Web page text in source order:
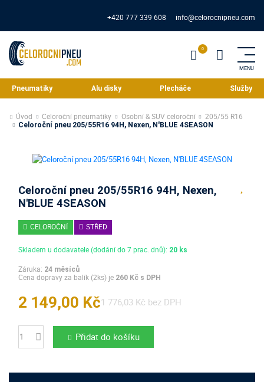
+420 777 339 608 info@celorocnipneu.com
Pneumatiky Alu disky Plecháče Služby
Úvod Celoroční pneumatiky Osobní & SUV celoroční 205/55 R16
Celoroční pneu 205/55R16 94H, Nexen, N'BLUE 4SEASON
Celoroční pneu 205/55R16 94H, Nexen,
N'BLUE 4SEASON
CELOROČNÍ STŘED
Skladem u dodavatele (dodání do 7 prac. dnů): 20 ks
Záruka: 24 měsíců
Cena dopravy za balík (2ks) je 260 Kč s DPH
2 149,00 Kč1 776,03 Kč bez DPH
Počet Přidat do košíku